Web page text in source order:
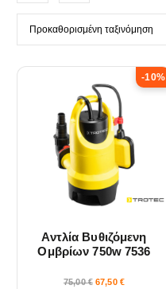
r
i
i
s
v
i
e
w
-10%
Αντλία Βυθιζόμενη
Ομβρίων 750w 7536
75,00€ 67,50 €